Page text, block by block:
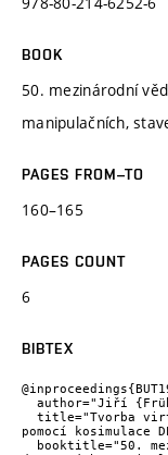
BOOK
50. mezinárodní
manipulačních,
PAGES FROM–TO
160–165
PAGES COUNT
6
BIBTEX
pomocí kosimulace